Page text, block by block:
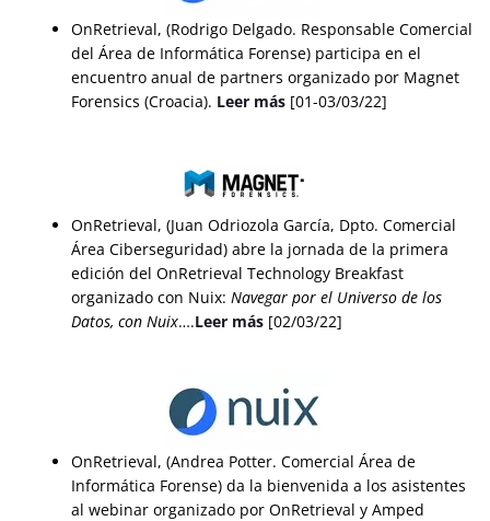
OnRetrieval, (Rodrigo Delgado. Responsable Comercial
del Área de Informática Forense) participa en el
encuentro anual de partners organizado por Magnet
Forensics (Croacia). Leer más [01-03/03/22]
OnRetrieval, (Juan Odriozola García, Dpto. Comercial
Área Ciberseguridad) abre la jornada de la primera
edición del OnRetrieval Technology Breakfast
organizado con Nuix: Navegar por el Universo de los
Datos, con Nuix….Leer más [02/03/22]
OnRetrieval, (Andrea Potter. Comercial Área de
Informática Forense) da la bienvenida a los asistentes
al webinar organizado por OnRetrieval y Amped